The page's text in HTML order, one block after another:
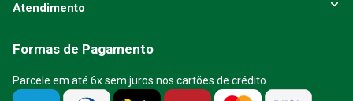
Atendimento
Formas de Pagamento
Parcele em até 6x sem juros nos cartões de crédito